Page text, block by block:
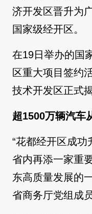
济开发区晋升为
国家级经开区。
在19日举办的国
区重大项目签约
技术开发区正式
超1500万辆汽车
“花都经开区成
省内再添一家重
东高质量发展的
省商务厅党组成